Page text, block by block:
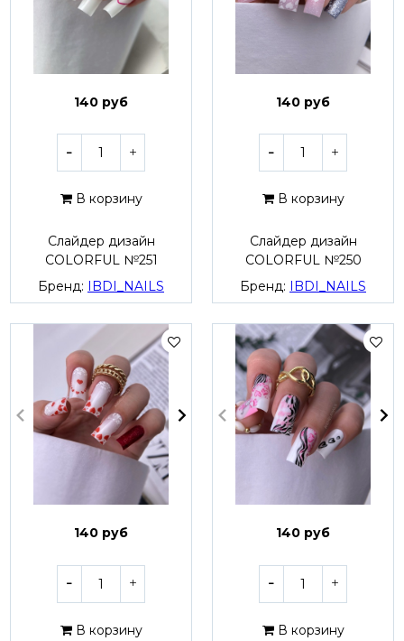
140 руб
В корзину
Слайдер дизайн
COLORFUL №251
Бренд: IBDI_NAILS
140 руб
В корзину
Слайдер дизайн
COLORFUL №250
Бренд: IBDI_NAILS
140 руб
В корзину
140 руб
В корзину